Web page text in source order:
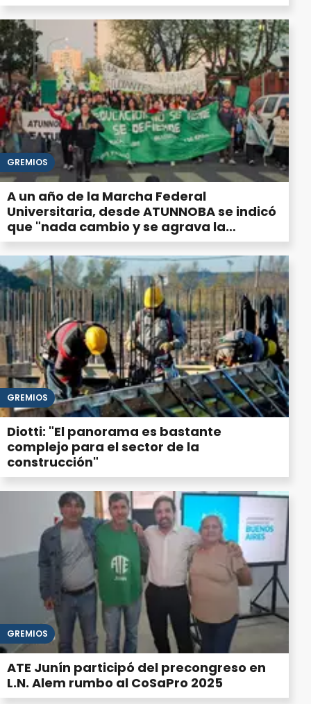
GREMIOS
A un año de la Marcha Federal
Universitaria, desde ATUNNOBA se indicó
que "nada cambio y se agrava la
situación"
GREMIOS
Diotti: "El panorama es bastante
complejo para el sector de la
construcción"
GREMIOS
ATE Junín participó del precongreso en
L.N. Alem rumbo al CoSaPro 2025